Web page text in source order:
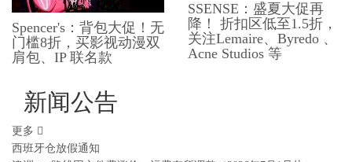
Spencer's：背包大促！无
门槛8折，买影视动漫双
肩包、​​IP 联名款
SSENSE：盛夏大促再
降！ 折扣区低至1.5折，
关注Lemaire、Byredo 、
Acne Studios 等
新闻公告
更多
西班牙仓放假通知